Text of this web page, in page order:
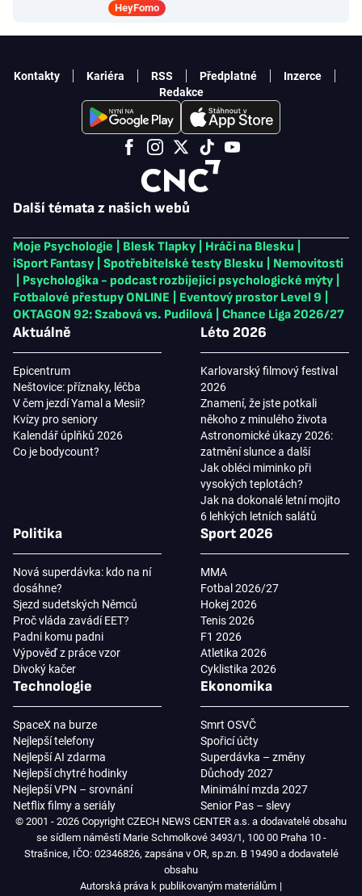
dinosaury a KATSEYE dává ven tři
HeyFomo
Další témata z našich webů
Moje Psychologie Blesk Tlapky Hráči na Blesku
iSport Fantasy
Spotřebitelské testy Blesku
Nemovitosti
Psychologika - podcast rozbíjející psychologické mýty
Fotbalové přestupy ONLINE
Eventový prostor Level 9
OKTAGON 92: Szabová vs. Pudilová
Chance Liga 2026/27
Aktuálně
Epicentrum
Neštovice: příznaky, léčba
V čem jezdí Yamal a Mesii?
Kvízy pro seniory
Kalendář úplňků 2026
Co je bodycount?
Léto 2026
Karlovarský filmový festival
2026
Znamení, že jste potkali
někoho z minulého života
Astronomické úkazy 2026:
zatmění slunce a další
Jak obléci miminko při
vysokých teplotách?
Jak na dokonalé letní mojito
6 lehkých letních salátů
Politika
Nová superdávka: kdo na ní
dosáhne?
Sjezd sudetských Němců
Proč vláda zavádí EET?
Padni komu padni
Výpověď z práce vzor
Divoký kačer
Sport 2026
MMA
Fotbal 2026/27
Hokej 2026
Tenis 2026
F1 2026
Atletika 2026
Cyklistika 2026
Technologie
SpaceX na burze
Nejlepší telefony
Nejlepší AI zdarma
Nejlepší chytré hodinky
Nejlepší VPN – srovnání
Netflix filmy a seriály
Ekonomika
Smrt OSVČ
Spořicí účty
Superdávka – změny
Důchody 2027
Minimální mzda 2027
Senior Pas – slevy
Kontakty Kariéra RSS Předplatné
Inzerce
Redakce
© 2001 - 2026 Copyright CZECH NEWS CENTER a.s. a dodavatelé obsahu
se sídlem náměstí Marie Schmolkové 3493/1, 100 00 Praha 10 -
Strašnice, IČO: 02346826, zapsána v OR, sp.zn. B 19490 a dodavatelé
obsahu
Autorská práva k publikovaným materiálům